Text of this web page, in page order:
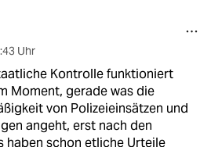
Uhr
Kontrolle funktioniert
Moment, gerade was die
von Polizeieinsätzen und
angeht, erst nach den
haben schon etliche Urteile